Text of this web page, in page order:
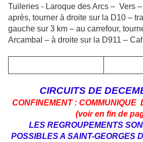
Tuileries - Laroque des Arcs – Vers
après, tourner à droite sur la D10 –
gauche sur 3 km – au carrefour,
Arcambal – à droite sur la D911 –
CIRCUITS DE
CONFINEMENT : COMMUNIQUE
(voir en fin de
LES REGROUPEMENTS
POSSIBLES A SAINT-GEORGES